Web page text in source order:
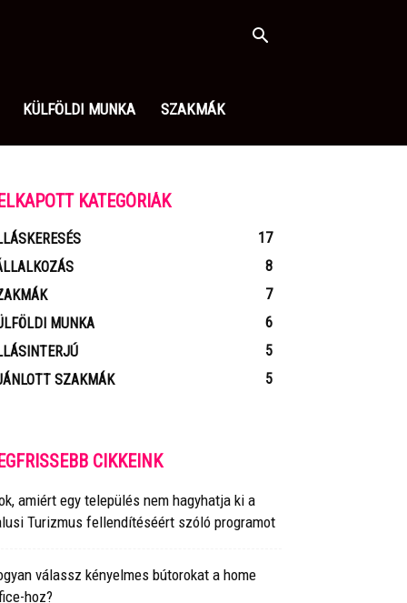
KÜLFÖLDI MUNKA SZAKMÁK
KATEGÓRIÁK
17
8
7
MUNKA
6
5
SZAKMÁK
5
CIKKEINK
amiért egy település nem hagyhatja ki a
Turizmus fellendítéséért szóló programot
válassz kényelmes bútorokat a home
hoz?